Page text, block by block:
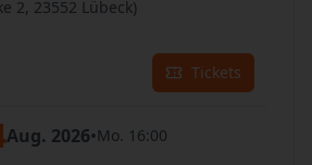
2, 23552 Lübeck)
Tickets
Aug. 2026•Mo. 16:00